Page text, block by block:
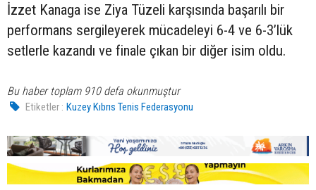
İzzet Kanaga ise Ziya Tüzeli karşısında başarılı bir
performans sergileyerek mücadeleyi 6-4 ve 6-3’lük
setlerle kazandı ve finale çıkan bir diğer isim oldu.
Bu haber toplam 910 defa okunmuştur
Etiketler : Kuzey Kıbrıs Tenis Federasyonu